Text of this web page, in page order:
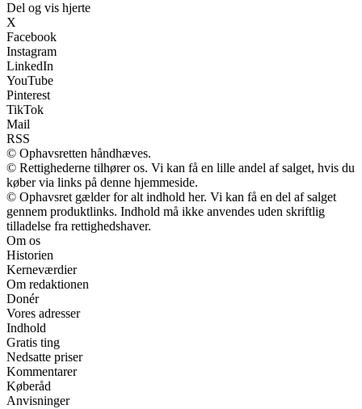
Del og vis hjerte
X
Facebook
Instagram
LinkedIn
YouTube
Pinterest
TikTok
Mail
RSS
© Ophavsretten håndhæves.
© Rettighederne tilhører os. Vi kan få en lille andel af salget, hvis du
køber via links på denne hjemmeside.
© Ophavsret gælder for alt indhold her. Vi kan få en del af salget
gennem produktlinks. Indhold må ikke anvendes uden skriftlig
tilladelse fra rettighedshaver.
Om os
Historien
Kerneværdier
Om redaktionen
Donér
Vores adresser
Indhold
Gratis ting
Nedsatte priser
Kommentarer
Køberåd
Anvisninger